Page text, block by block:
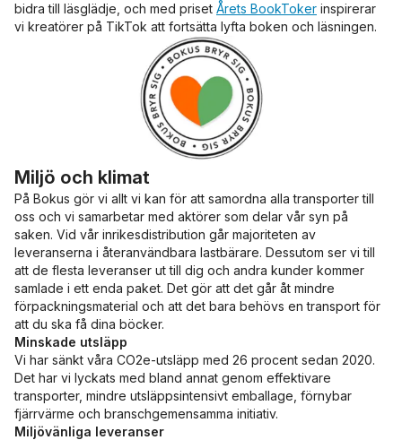
bidra till läsglädje, och med priset Årets BookToker inspirerar
vi kreatörer på TikTok att fortsätta lyfta boken och läsningen.
Miljö och klimat
På Bokus gör vi allt vi kan för att samordna alla transporter till
oss och vi samarbetar med aktörer som delar vår syn på
saken. Vid vår inrikesdistribution går majoriteten av
leveranserna i återanvändbara lastbärare. Dessutom ser vi till
att de flesta leveranser ut till dig och andra kunder kommer
samlade i ett enda paket. Det gör att det går åt mindre
förpackningsmaterial och att det bara behövs en transport för
att du ska få dina böcker.
Minskade utsläpp
Vi har sänkt våra CO2e-utsläpp med 26 procent sedan 2020.
Det har vi lyckats med bland annat genom effektivare
transporter, mindre utsläppsintensivt emballage, förnybar
fjärrvärme och branschgemensamma initiativ.
Miljövänliga leveranser